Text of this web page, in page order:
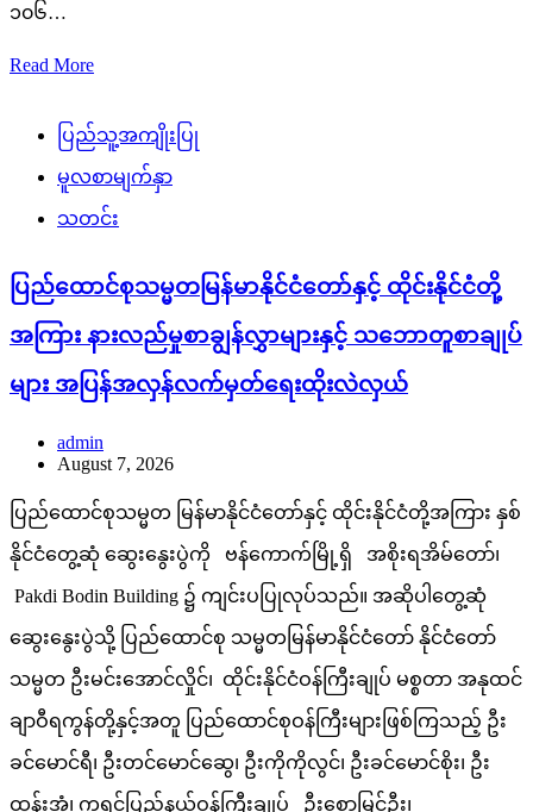
၁၀၆…
Read More
ပြည်သူ့အကျိုးပြု
မူလစာမျက်နှာ
သတင်း
ပြည်ထောင်စုသမ္မတမြန်မာနိုင်ငံတော်နှင့် ထိုင်းနိုင်ငံတို့
အကြား နားလည်မှုစာချွန်လွှာများနှင့် သဘောတူစာချုပ်
များ အပြန်အလှန်လက်မှတ်ရေးထိုးလဲလှယ်
admin
August 7, 2026
ပြည်ထောင်စုသမ္မတ မြန်မာနိုင်ငံတော်နှင့် ထိုင်းနိုင်ငံတို့အကြား နှစ်
နိုင်ငံတွေ့ဆုံ ဆွေးနွေးပွဲကို ဗန်ကောက်မြို့ရှိ အစိုးရအိမ်တော်၊
Pakdi Bodin Building ၌ ကျင်းပပြုလုပ်သည်။ အဆိုပါတွေ့ဆုံ
ဆွေးနွေးပွဲသို့ ပြည်ထောင်စု သမ္မတမြန်မာနိုင်ငံတော် နိုင်ငံတော်
သမ္မတ ဦးမင်းအောင်လှိုင်၊ ထိုင်းနိုင်ငံဝန်ကြီးချုပ် မစ္စတာ အနုထင်
ချာဝီရကွန်တို့နှင့်အတူ ပြည်ထောင်စုဝန်ကြီးများဖြစ်ကြသည့် ဦး
ခင်မောင်ရီ၊ ဦးတင်မောင်ဆွေ၊ ဦးကိုကိုလွင်၊ ဦးခင်မောင်စိုး၊ ဦး
ထွန်းအုံ၊ ကရင်ပြည်နယ်ဝန်ကြီးချုပ် ဦးစောမြင့်ဦး၊